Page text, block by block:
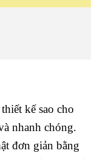
kế sao cho
nhanh chóng.
đơn giản bằng